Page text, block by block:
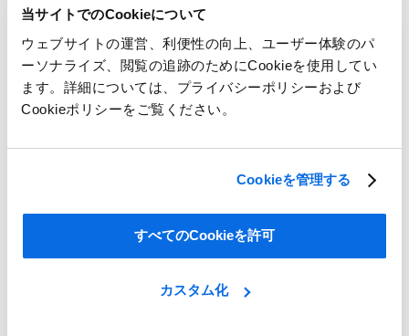
当サイトでのCookieについて
ウェブサイトの運営、利便性の向上、ユーザー体験のパ
ーソナライズ、閲覧の追跡のためにCookieを使用してい
ます。詳細については、プライバシーポリシーおよび
Cookieポリシーをご覧ください。
Cookieを管理する
すべてのCookieを許可
カスタム化